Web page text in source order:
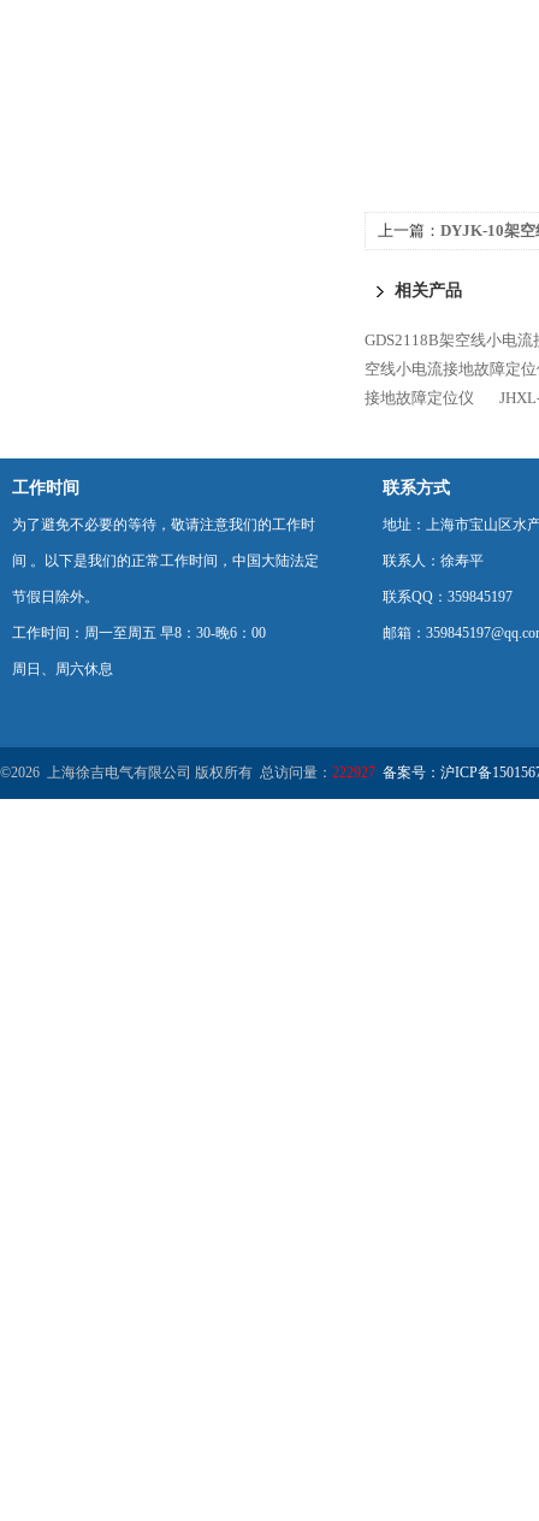
上一篇： DYJK-10架
相关产品
GDS2118B架空线小电
空线小电流接地故障定
接地故障定位仪
工作时间
为了避免不必要的等待，敬请注意我们的工作时
间 。以下是我们的正常工作时间，中国大陆法定
节假日除外。
工作时间：周一至周五 早8：30-晚6：00
周日、周六休息
联系方式
地址：上海市宝山区水
联系人：徐寿平
联系QQ：359845197
邮箱：
©2026 上海徐吉电气有限公司 版权所有 总访问量： 222927 备案号：沪ICP备